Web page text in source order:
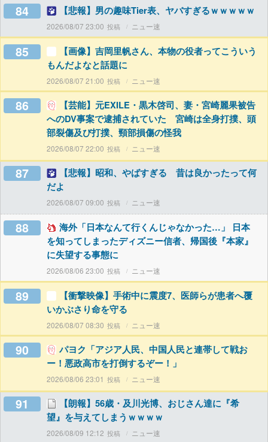
84 【悲報】男の趣味Tier表、ヤバすぎるｗｗｗｗｗ
2026/08/07 23:00 ニュー速
85
【画像】吉岡里帆さん、本物の役者ってこういう
もんだよなと話題に
2026/08/07 21:00 ニュー速
86
【芸能】元EXILE・黒木啓司、妻・宮崎麗果被告
へのDV事案で逮捕されていた 宮崎は全身打撲、頭
部裂傷及び打撲、頸部損傷の怪我
2026/08/07 22:00 ニュー速
87
【悲報】昭和、やばすぎる 昔は良かったって何
だよ
2026/08/07 09:00 ニュー速
88
海外「日本なんて行くんじゃなかった…」 日本
を知ってしまったディズニー信者、帰国後『本家』
に失望する事態に
2026/08/06 23:00 ニュー速
89
【衝撃映像】手術中に震度7、医師らが患者へ覆
いかぶさり命を守る
2026/08/07 08:30 ニュー速
90
パヨク「アジア人民、中国人民と連帯して戦お
ー！悪政高市を打倒するぞー！」
2026/08/06 23:01 ニュー速
91
【朗報】56歳・及川光博、おじさん達に『希
望』を与えてしまうｗｗｗｗ
2026/08/09 12:12 ニュー速